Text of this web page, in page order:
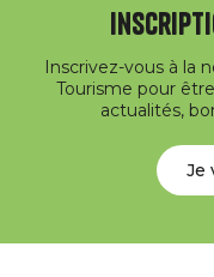
Inscrivez-vous à la
Tourisme pour
actualités,
Je